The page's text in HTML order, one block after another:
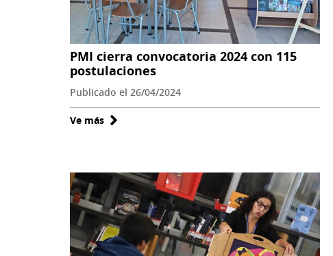
PMI cierra convocatoria 2024 con 115
postulaciones
Publicado el 26/04/2024
Ve más sobre
convocatoria
2024
con
115
postulaciones